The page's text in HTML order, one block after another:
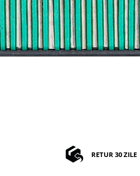
RETUR 30 ZILE